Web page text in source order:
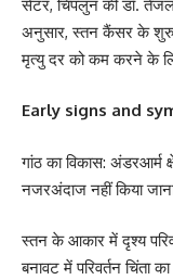
सेंटर, चिपलुन की डॉ.
अनुसार, स्तन कैंसर के
मृत्यु दर को कम करने के
Early signs and
गांठ का विकास: अंडरआर्म
नजरअंदाज नहीं किया
स्तन के आकार में दृश्य
बनावट में परिवर्तन चिंता